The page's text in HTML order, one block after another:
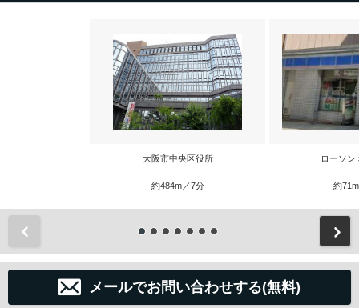
大阪市中央区役所
約484m／7分
ローソン
約
メールでお問い合わせする(無料)